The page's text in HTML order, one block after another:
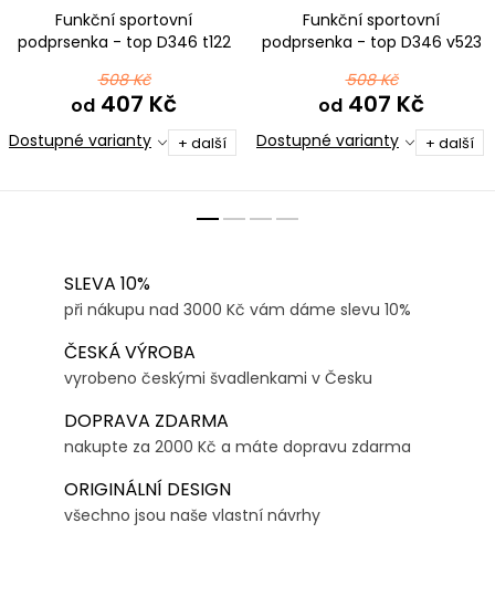
Funkční sportovní
podprsenka - top D346 t122
508 Kč
od 407 Kč
Dostupné varianty + další
Funkční sportovní
podprsenka - top D346 v523
508 Kč
od 407 Kč
Dostupné varianty + další
SLEVA 10%
při nákupu nad 3000 Kč vám dáme slevu 10%
ČESKÁ VÝROBA
vyrobeno českými švadlenkami v Česku
DOPRAVA ZDARMA
nakupte za 2000 Kč a máte dopravu zdarma
ORIGINÁLNÍ DESIGN
všechno jsou naše vlastní návrhy